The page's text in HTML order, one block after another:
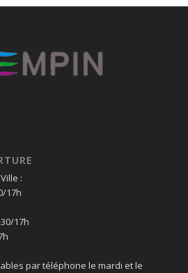
:
17h
17h
par téléphone le mardi et le